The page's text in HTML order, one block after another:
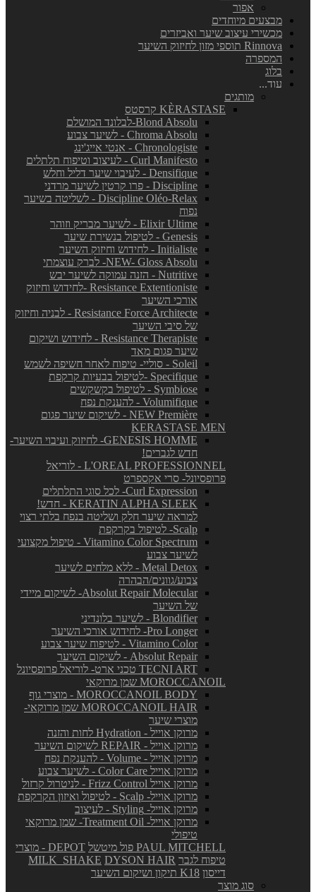
אפור
מבצעים מיוחדים
מכשירי עיצוב שיער ואביזרים
Rinnova תוספי מזון לחיזוק השיער
המספרה
בלוג
עוד...
מותגים
KÈRASTASE קרסטס
Blond Absolu-לבלונד המושלם
Chroma Absolu - לשיער צבוע
Chronologiste - אנטי אייג'ינג
Curl Manifesto - לעיצוב וטיפוח תלתלים
Densifique - לעיבוי שיער דליל וחלש
Discipline - פרו קרטין לשיער מרדני
Discipline Oléo-Relax - לשליטה בשיער
נפוח
Elixir Ultime - לשיער מבריק וזוהר
Genesis - לטיפול בנשירת שיער
Initialiste - לחידוש וחיזוק השיער
NEW- Gloss Absolu- לברק עוצמתי
Nutritive - הזנה עמוקה לשיער יבש
Resistance Extentioniste -לחידוש וחיזוק
אורכי השיער
Resistance Force Architecte - לבניה וחיזוק
של סיבי השיער
Resistance Therapiste - לחידוש ושיקום
שיער פגום מאד
Soleil - סוליי- טיפוח לאחר חשיפה לשמש
Specifique -לטיפול בבעיות קרקפת
Symbiose - לטיפול בקשקשים
Volumifique - להענקת נפח
NEW Première - לשיקום שיער פגום
KERASTASE MEN
GENESIS HOMME- לחיזוק ועיבוי השיער-
חדש לגברים!
L'OREAL PROFESSIONNEL - לוריאל
פרופסיונל- סרי אקספרט
Curl Expression- לכל סוגי התלתלים
KERATIN ALPHA SLEEK - חדש!
למראה שיער חלק ושליטה בנפח בלתי רצוי
Scalp- לטיפול בקרקפת
Vitamino Color Spectrum - טיפול מקצועי
לשיער צבוע
Metal Detox - ללא מלחים לשיער
צבוע/גוונים/הבהרה
Absolut Repair Molecular- לשיקום מיידי
של השיער
Blondifier - לשיער בלונדיני
Pro Longer- לחידוש אורכי השיער
Vitamino Color - לטיפוח שיער צבוע
Absolut Repair - לשיקום השיער
TECNI ART טכני ארט- לוריאל פרופסיונל
MOROCCANOIL שמן מרוקאי
MOROCCANOIL BODY - מוצרי גוף
MOROCCANOIL HAIR שמן מרוקאי-
מוצרי שיער
מרוקן אוייל - Hydration לחות והזנה
מרוקן אוייל - REPAIR לשיקום השיער
מרוקן אוייל - Volume - להענקת נפח
מרוקן אוייל Color Care - לשיער צבוע
מרוקן אוייל Frizz Control - לניטרול קרזול
מרוקן אוייל- Scalp - לטיפול ואיזון הקרקפת
מרוקן אוייל- Styling - לעיצוב
מרוקן אוייל- Treatment Oil- שמן מרוקאי
טיפולי
PAUL MITCHELL פול מיטשל
DEPOT - מוצרי
טיפוח לגבר
MILK_SHAKE DYSON HAIR
דייסון K18 תיקון ושיקום השיער
סוג מוצר